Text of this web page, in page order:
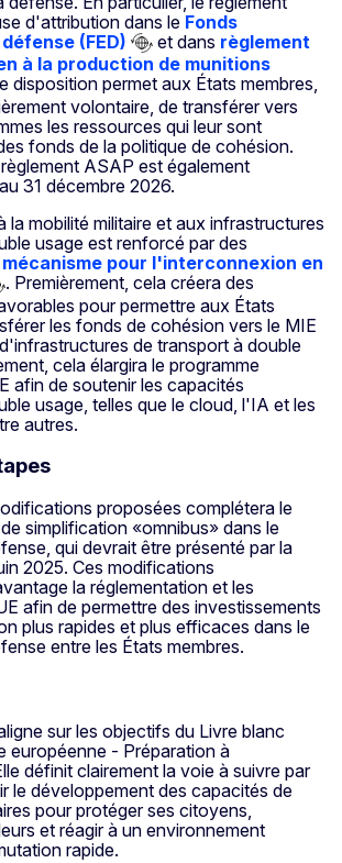
d'attribution dans le Fonds
(FED)
et dans règlement
à la production de munitions
disposition permet aux États membres,
volontaire, de transférer vers
les ressources qui leur sont
fonds de la politique de cohésion.
ASAP est également
31 décembre 2026.
la mobilité militaire et aux infrastructures
usage est renforcé par des
mécanisme pour l'interconnexion en
. Premièrement, cela créera des
pour permettre aux États
les fonds de cohésion vers le MIE
de transport à double
cela élargira le programme
afin de soutenir les capacités
usage, telles que le cloud, l'IA et les
autres.
proposées complétera le
simplification «omnibus» dans le
qui devrait être présenté par la
2025. Ces modifications
la réglementation et les
afin de permettre des investissements
plus rapides et plus efficaces dans le
entre les États membres.
sur les objectifs du Livre blanc
européenne - Préparation à
définit clairement la voie à suivre par
le développement des capacités de
pour protéger ses citoyens,
et réagir à un environnement
rapide.